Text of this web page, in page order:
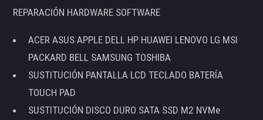
REPARACIÓN HARDWARE SOFTWARE
ACER ASUS APPLE DELL HP HUAWEI LENOVO LG MSI
PACKARD BELL SAMSUNG TOSHIBA
SUSTITUCIÓN PANTALLA LCD TECLADO BATERÍA
TOUCH PAD
SUSTITUCIÓN DISCO DURO SATA SSD M2 NVMe